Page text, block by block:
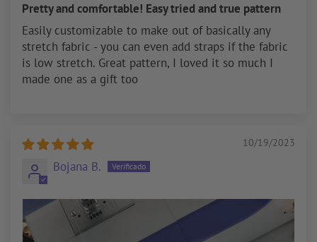
Pretty and comfortable! Easy tried and true pattern
Easily customizable to make out of basically any
stretch fabric - you can even add straps if the fabric
is low stretch. Great pattern, I loved it so much I
made one as a gift too
10/19/2023
Bojana B.